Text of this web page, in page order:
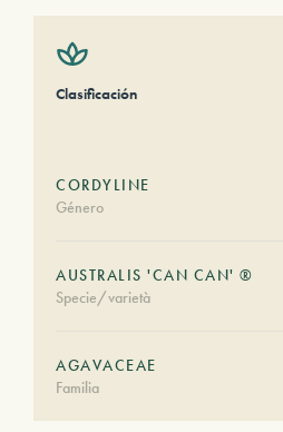
Clasificación
CORDYLINE
Género
AUSTRALIS 'CAN CAN' ®
Specie/varietà
AGAVACEAE
Familia